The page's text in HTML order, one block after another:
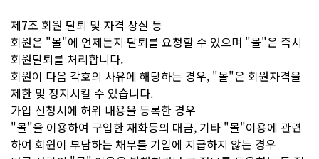
제7조 회원 탈퇴 및 자격 상실 등
회원은 "몰"에 언제든지 탈퇴를 요청할 수 있으며 "몰"은 즉시
회원탈퇴를 처리합니다.
회원이 다음 각호의 사유에 해당하는 경우, "몰"은 회원자격을
제한 및 정지시킬 수 있습니다.
가입 신청시에 허위 내용을 등록한 경우
"몰"을 이용하여 구입한 재화등의 대금, 기타 "몰"이용에 관련
하여 회원이 부담하는 채무를 기일에 지급하지 않는 경우